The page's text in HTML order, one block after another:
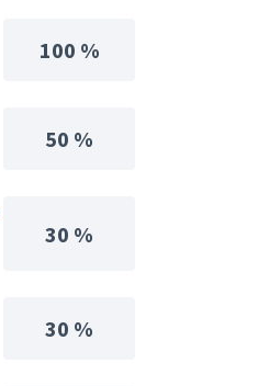
100 %
50 %
30 %
30 %